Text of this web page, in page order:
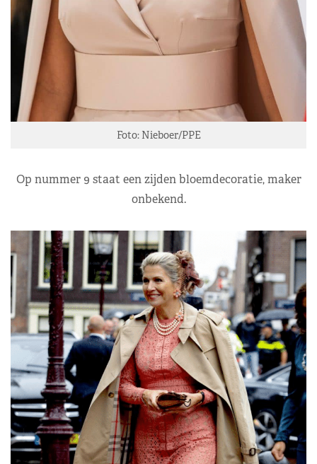
Foto: Nieboer/PPE
Op nummer 9 staat een zijden bloemdecoratie, maker
onbekend.